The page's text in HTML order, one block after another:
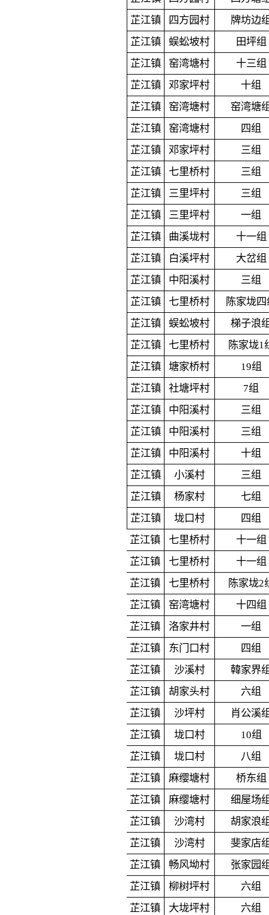
芷江镇
四方园村
牌坊边
芷江镇
蜈蚣坡村
田坪组
芷江镇
窑湾塘村
十三组
芷江镇
邓家坪村
十组
芷江镇
窑湾塘村
窑湾塘
芷江镇
窑湾塘村
四组
芷江镇
邓家坪村
三组
芷江镇
七里桥村
三组
芷江镇
三里坪村
三组
芷江镇
三里坪村
一组
芷江镇
曲溪垅村
十一组
芷江镇
白溪坪村
大岔组
芷江镇
中阳溪村
三组
芷江镇
七里桥村
陈家垅四
芷江镇
蜈蚣坡村
梯子浪
芷江镇
七里桥村
陈家垅1
芷江镇
塘家桥村
19组
芷江镇
社塘坪村
7组
芷江镇
中阳溪村
三组
芷江镇
中阳溪村
三组
芷江镇
中阳溪村
十组
芷江镇
小溪村
三组
芷江镇
杨家村
七组
芷江镇
垅口村
四组
芷江镇
七里桥村
十一组
芷江镇
七里桥村
十一组
芷江镇
七里桥村
陈家垅2
芷江镇
窑湾塘村
十四组
芷江镇
洛家井村
一组
芷江镇
东门口村
四组
芷江镇
沙溪村 韓家界
芷江镇
胡家头村
六组
芷江镇
沙坪村
肖公溪
芷江镇
垅口村
10组
芷江镇
垅口村
八组
芷江镇
麻缨塘村
桥东组
芷江镇
麻缨塘村
细屋场
芷江镇
沙湾村
胡家浪
芷江镇
沙湾村
斐家店
芷江镇
畅风坳村
张家园
芷江镇
柳树坪村
六组
芷江镇
大垅坪村 六组